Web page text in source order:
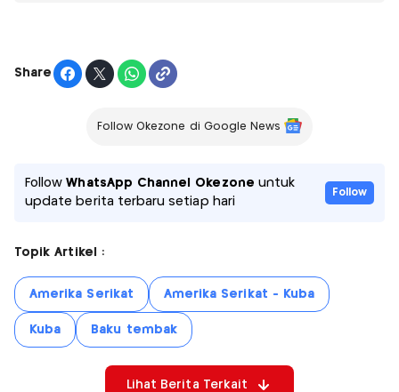
Share
Follow Okezone di Google News
FollowWhatsApp Channel Okezone untuk
update berita terbaru setiap hari
Follow
Topik Artikel :
Amerika Serikat Amerika Serikat - Kuba
Kuba Baku tembak
Lihat Berita Terkait